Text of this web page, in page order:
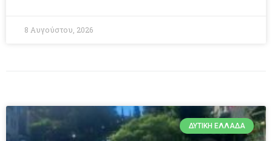
8 Αυγούστου, 2026
ΔΥΤΙΚΉ ΕΛΛΆΔΑ